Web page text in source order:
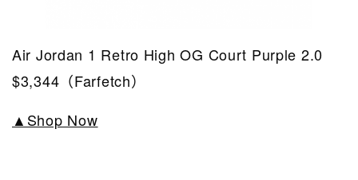
Air Jordan 1 Retro High OG Court Purple 2.0
$3,344（Farfetch）
▲Shop Now